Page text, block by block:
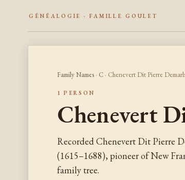
GÉNÉALOGIE · FAMILLE GOULET
Family Names· C· Chenevert Dit Pierre
1 PERSON
Chenevert
Recorded Chenevert Dit Pierre
(1615–1688), pioneer of New
family tree.